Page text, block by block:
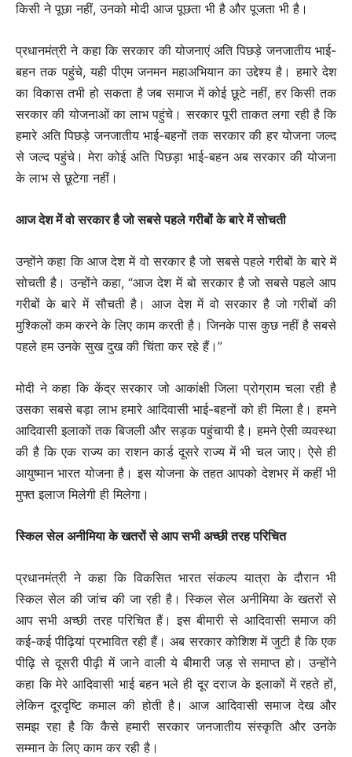
किसी ने पूछा नहीं, उनको मोदी आज पूछता भी है और पूजता भी है।
प्रधानमंत्री ने कहा कि सरकार की योजनाएं अति पिछड़े जनजातीय भाई-
बहन तक पहुंचे, यही पीएम जनमन महाअभियान का उद्देश्य है। हमारे देश
का विकास तभी हो सकता है जब समाज में कोई छूटे नहीं, हर किसी तक
सरकार की योजनाओं का लाभ पहुंचे। सरकार पूरी ताकत लगा रही है कि
हमारे अति पिछड़े जनजातीय भाई-बहनों तक सरकार की हर योजना जल्द
से जल्द पहुंचे। मेरा कोई अति पिछड़ा भाई-बहन अब सरकार की योजना
के लाभ से छूटेगा नहीं।
आज देश में वो सरकार है जो सबसे पहले गरीबों के बारे में सोचती
उन्होंने कहा कि आज देश में वो सरकार है जो सबसे पहले गरीबों के बारे में
सोचती है। उन्होंने कहा, “आज देश में बो सरकार है जो सबसे पहले आप
गरीबों के बारे में सौचती है। आज देश में वो सरकार है जो गरीबों की
मुश्किलों कम करने के लिए काम करती है। जिनके पास कुछ नहीं है सबसे
पहले हम उनके सुख दुख की चिंता कर रहे हैं।”
मोदी ने कहा कि केंद्र सरकार जो आकांक्षी जिला प्रोग्राम चला रही है
उसका सबसे बड़ा लाभ हमारे आदिवासी भाई-बहनों को ही मिला है। हमने
आदिवासी इलाकों तक बिजली और सड़क पहुंचायी है। हमने ऐसी व्यवस्था
की है कि एक राज्य का राशन कार्ड दूसरे राज्य में भी चल जाए। ऐसे ही
आयुष्मान भारत योजना है। इस योजना के तहत आपको देशभर में कहीं भी
मुफ्त इलाज मिलेगी ही मिलेगा।
स्किल सेल अनीमिया के खतरों से आप सभी अच्छी तरह परिचित
प्रधानमंत्री ने कहा कि विकसित भारत संकल्प यात्रा के दौरान भी
स्किल सेल की जांच की जा रही है। स्किल सेल अनीमिया के खतरों से
आप सभी अच्छी तरह परिचित हैं। इस बीमारी से आदिवासी समाज की
कई-कई पीढ़ियां प्रभावित रही हैं। अब सरकार कोशिश में जुटी है कि एक
पीढ़ि से दूसरी पीढ़ी में जाने वाली ये बीमारी जड़ से समाप्त हो। उन्होंने
कहा कि मेरे आदिवासी भाई बहन भले ही दूर दराज के इलाकों में रहते हों,
लेकिन दूरदृष्टि कमाल की होती है। आज आदिवासी समाज देख और
समझ रहा है कि कैसे हमारी सरकार जनजातीय संस्कृति और उनके
सम्मान के लिए काम कर रही है।